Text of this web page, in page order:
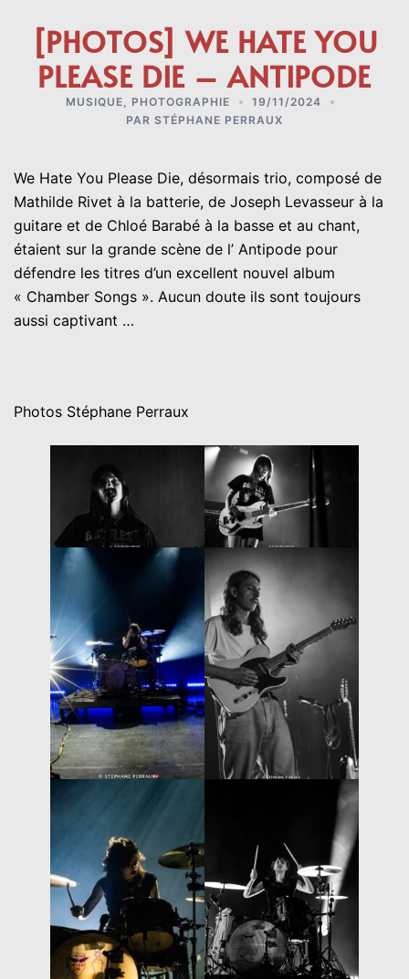
[PHOTOS] WE HATE YOU
PLEASE DIE – ANTIPODE
MUSIQUE PHOTOGRAPHIE
19/11/2024
PAR STÉPHANE PERRAUX
We Hate You Please Die, désormais trio, composé de
Mathilde Rivet à la batterie, de Joseph Levasseur à la
guitare et de Chloé Barabé à la basse et au chant,
étaient sur la grande scène de l’ Antipode pour
défendre les titres d’un excellent nouvel album
« Chamber Songs ». Aucun doute ils sont toujours
aussi captivant …
Photos Stéphane Perraux